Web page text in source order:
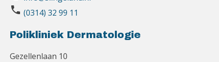
phone (0314) 32 99 11
Polikliniek Dermatologie
Gezellenlaan 10